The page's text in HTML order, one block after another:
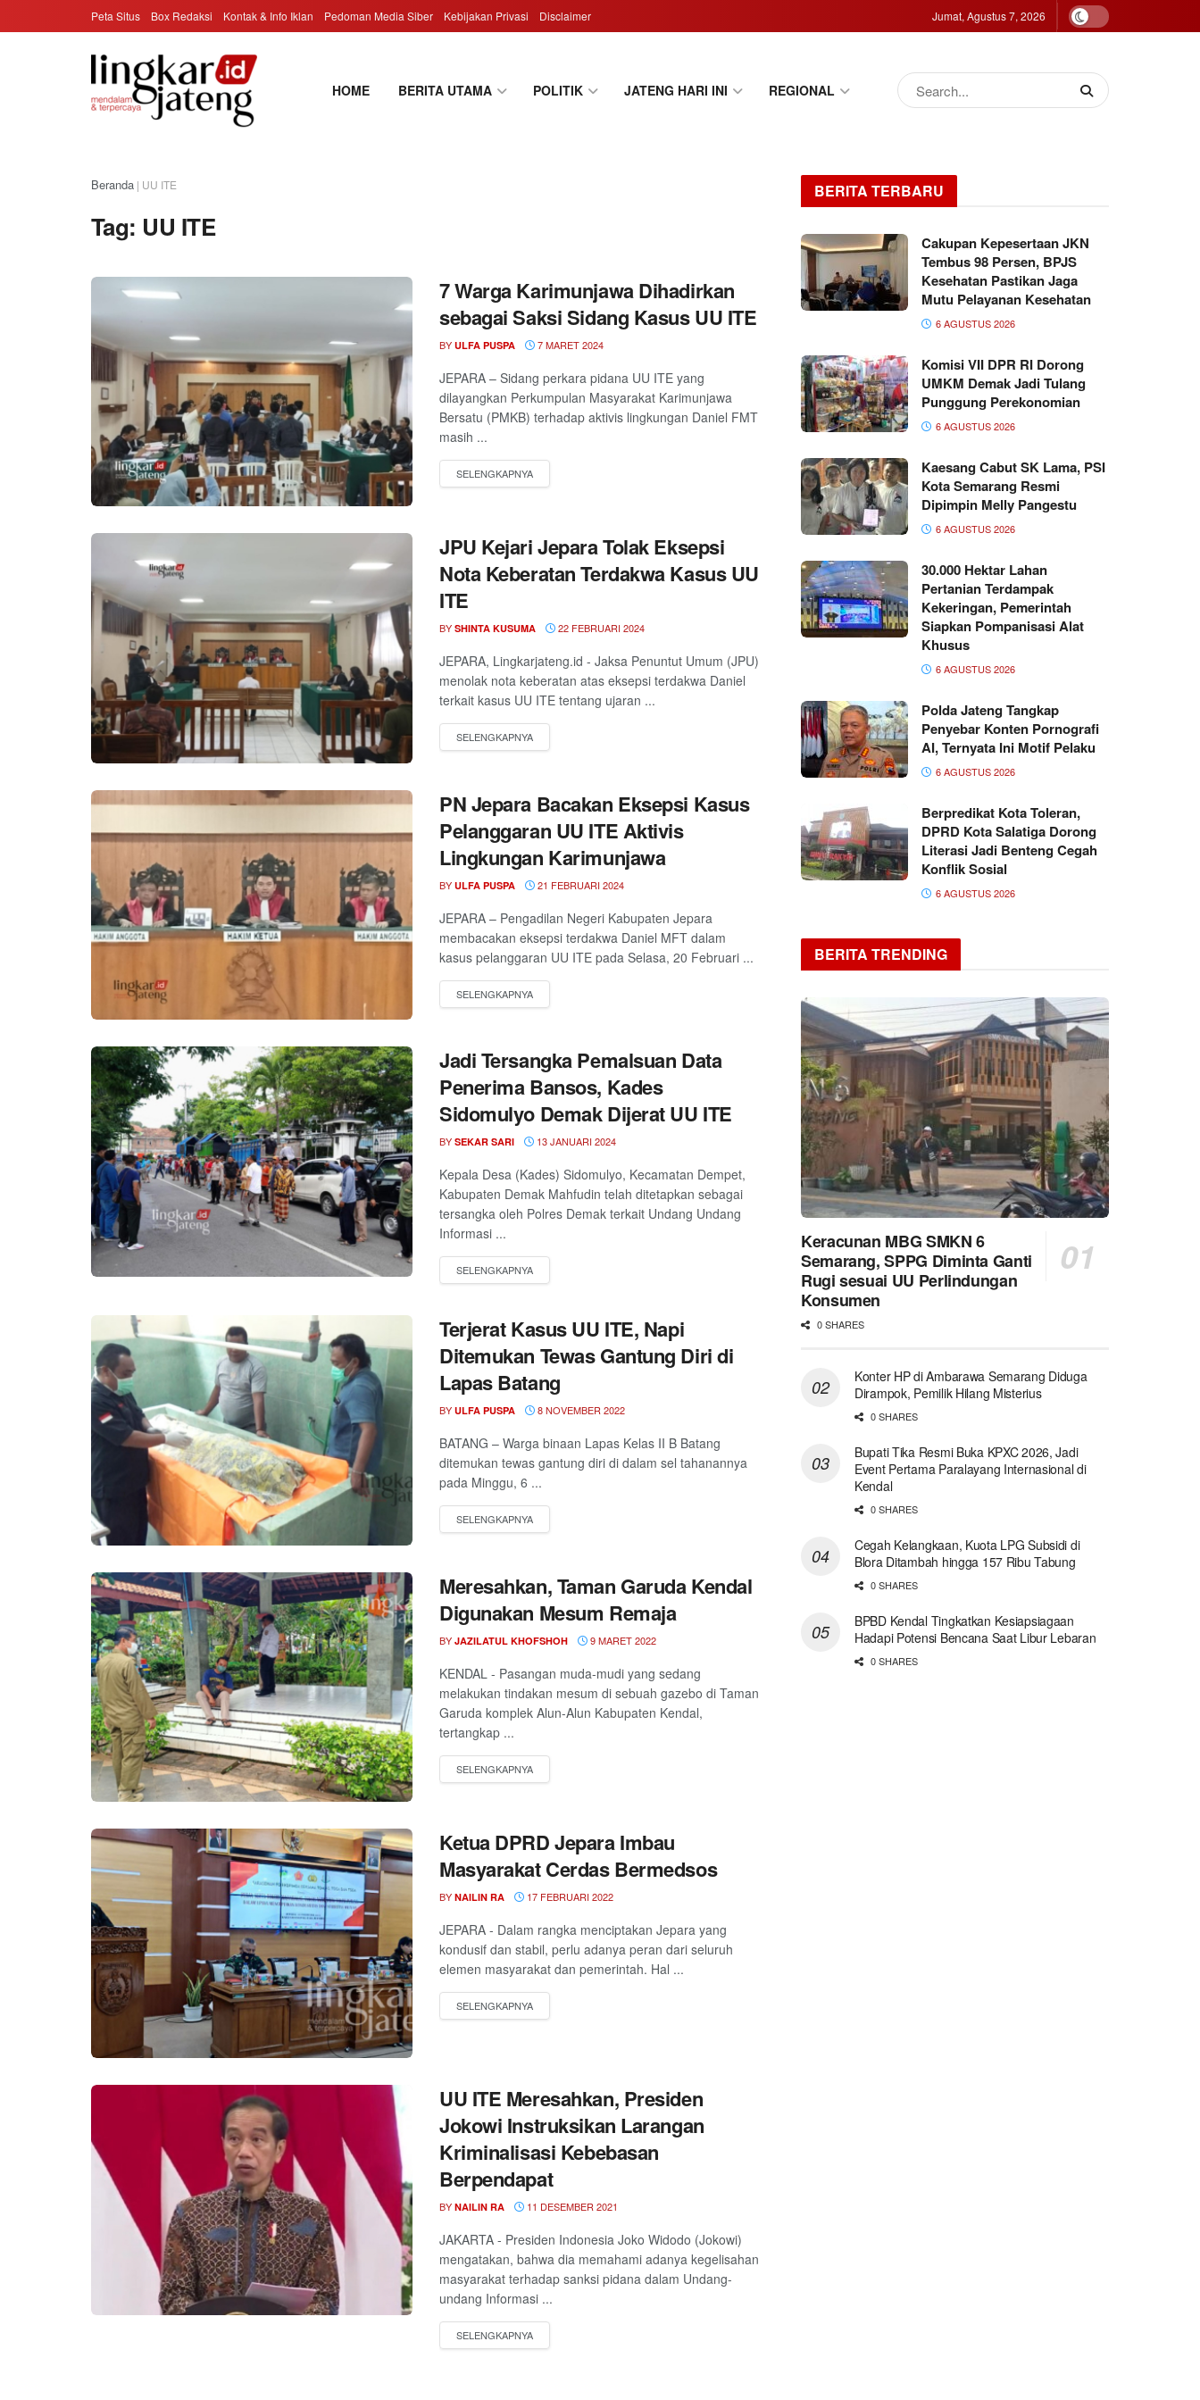
Peta Situs Box Redaksi Kontak & Info Iklan Pedoman Media Siber Kebijakan Privasi Disclaimer Jumat, Agustus 7, 2026
HOME BERITA UTAMA POLITIK JATENG HARI INI REGIONAL
Beranda | UU ITE
Tag: UU ITE
7 Warga Karimunjawa Dihadirkan
sebagai Saksi Sidang Kasus UU ITE
BY ULFA PUSPA 7 MARET 2024
JEPARA – Sidang perkara pidana UU ITE yang
dilayangkan Perkumpulan Masyarakat Karimunjawa
Bersatu (PMKB) terhadap aktivis lingkungan Daniel FMT
masih ...
JPU Kejari Jepara Tolak Eksepsi
Nota Keberatan Terdakwa Kasus UU
ITE
BY SHINTA KUSUMA 22 FEBRUARI 2024
JEPARA, Lingkarjateng.id - Jaksa Penuntut Umum (JPU)
menolak nota keberatan atas eksepsi terdakwa Daniel
terkait kasus UU ITE tentang ujaran ...
PN Jepara Bacakan Eksepsi Kasus
Pelanggaran UU ITE Aktivis
Lingkungan Karimunjawa
BY ULFA PUSPA 21 FEBRUARI 2024
JEPARA – Pengadilan Negeri Kabupaten Jepara
membacakan eksepsi terdakwa Daniel MFT dalam
kasus pelanggaran UU ITE pada Selasa, 20 Februari ...
Jadi Tersangka Pemalsuan Data
Penerima Bansos, Kades
Sidomulyo Demak Dijerat UU ITE
BY SEKAR SARI 13 JANUARI 2024
Kepala Desa (Kades) Sidomulyo, Kecamatan Dempet,
Kabupaten Demak Mahfudin telah ditetapkan sebagai
tersangka oleh Polres Demak terkait Undang Undang
Informasi ...
Terjerat Kasus UU ITE, Napi
Ditemukan Tewas Gantung Diri di
Lapas Batang
BY ULFA PUSPA 8 NOVEMBER 2022
BATANG – Warga binaan Lapas Kelas II B Batang
ditemukan tewas gantung diri di dalam sel tahanannya
pada Minggu, 6 ...
Meresahkan, Taman Garuda Kendal
Digunakan Mesum Remaja
BY JAZILATUL KHOFSHOH 9 MARET 2022
KENDAL - Pasangan muda-mudi yang sedang
melakukan tindakan mesum di sebuah gazebo di Taman
Garuda komplek Alun-Alun Kabupaten Kendal,
tertangkap ...
Ketua DPRD Jepara Imbau
Masyarakat Cerdas Bermedsos
BY NAILIN RA 17 FEBRUARI 2022
JEPARA - Dalam rangka menciptakan Jepara yang
kondusif dan stabil, perlu adanya peran dari seluruh
elemen masyarakat dan pemerintah. Hal ...
UU ITE Meresahkan, Presiden
Jokowi Instruksikan Larangan
Kriminalisasi Kebebasan
Berpendapat
BY NAILIN RA 11 DESEMBER 2021
JAKARTA - Presiden Indonesia Joko Widodo (Jokowi)
mengatakan, bahwa dia memahami adanya kegelisahan
masyarakat terhadap sanksi pidana dalam Undang-
undang Informasi ...
BERITA TERBARU
Cakupan Kepesertaan JKN
Tembus 98 Persen, BPJS
Kesehatan Pastikan Jaga
Mutu Pelayanan Kesehatan
6 AGUSTUS 2026
Komisi VII DPR RI Dorong
UMKM Demak Jadi Tulang
Punggung Perekonomian
6 AGUSTUS 2026
Kaesang Cabut SK Lama, PSI
Kota Semarang Resmi
Dipimpin Melly Pangestu
6 AGUSTUS 2026
30.000 Hektar Lahan
Pertanian Terdampak
Kekeringan, Pemerintah
Siapkan Pompanisasi Alat
Khusus
6 AGUSTUS 2026
Polda Jateng Tangkap
Penyebar Konten Pornografi
AI, Ternyata Ini Motif Pelaku
6 AGUSTUS 2026
Berpredikat Kota Toleran,
DPRD Kota Salatiga Dorong
Literasi Jadi Benteng Cegah
Konflik Sosial
6 AGUSTUS 2026
BERITA TRENDING
Keracunan MBG SMKN 6
Semarang, SPPG Diminta Ganti
Rugi sesuai UU Perlindungan
Konsumen
0 SHARES
Konter HP di Ambarawa Semarang Diduga
Dirampok, Pemilik Hilang Misterius
0 SHARES
Bupati Tika Resmi Buka KPXC 2026, Jadi
Event Pertama Paralayang Internasional di
Kendal
0 SHARES
Cegah Kelangkaan, Kuota LPG Subsidi di
Blora Ditambah hingga 157 Ribu Tabung
0 SHARES
BPBD Kendal Tingkatkan Kesiapsiagaan
Hadapi Potensi Bencana Saat Libur Lebaran
0 SHARES